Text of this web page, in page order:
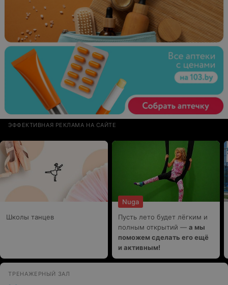
ЭФФЕКТИВНАЯ РЕКЛАМА НА САЙТЕ
Школы танцев
Nuga
Пусть лето будет лёгким и
полным открытий — а мы
поможем сделать его ещё
и активным!
ТРЕНАЖЕРНЫЙ ЗАЛ